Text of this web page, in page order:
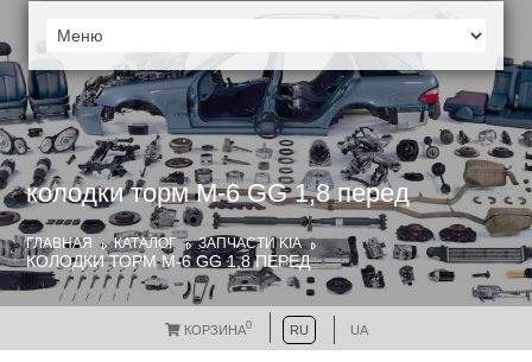
колодки торм М-6 GG 1,8 перед
ГЛАВНАЯ КАТАЛОГ ЗАПЧАСТИ KIA
КОЛОДКИ ТОРМ М-6 GG 1,8 ПЕРЕД
КОРЗИНА0 RU UA